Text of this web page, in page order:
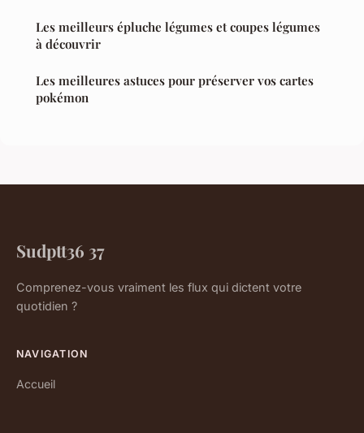
Les meilleurs épluche légumes et coupes légumes
à découvrir
Les meilleures astuces pour préserver vos cartes
pokémon
Sudptt36 37
Comprenez-vous vraiment les flux qui dictent votre
quotidien ?
NAVIGATION
Accueil